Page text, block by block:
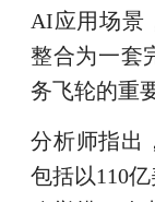
AI应用场景
整合为一套
务飞轮的重
分析师指出
包括以110